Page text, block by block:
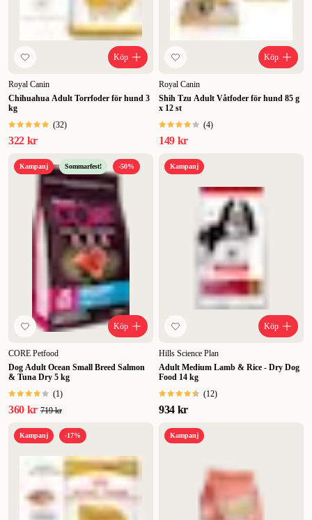
Köp
Royal Canin
Chihuahua Adult Torrfoder för hund 3
kg
(32)
322 kr
Köp
Royal Canin
Shih Tzu Adult Våtfoder för hund 85 g
x 12 st
(4)
149 kr
Kampanj Sommarfest! -50%
Köp
CORE Petfood
Dog Adult Ocean Small Breed Salmon
& Tuna Dry 5 kg
(1)
360 kr 719 kr
Kampanj
Köp
Hills Science Plan
Adult Medium Lamb & Rice - Dry Dog
Food 14 kg
(12)
934 kr
Kampanj -17% Kampanj